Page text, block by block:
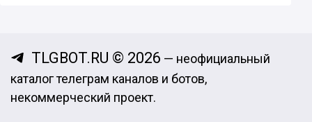
TLGBOT.RU © 2026 — неофициальный
каталог телеграм каналов и ботов,
некоммерческий проект.